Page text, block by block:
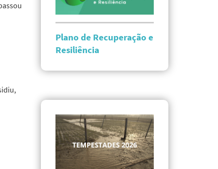
Plano de Recuperação e
Resiliência